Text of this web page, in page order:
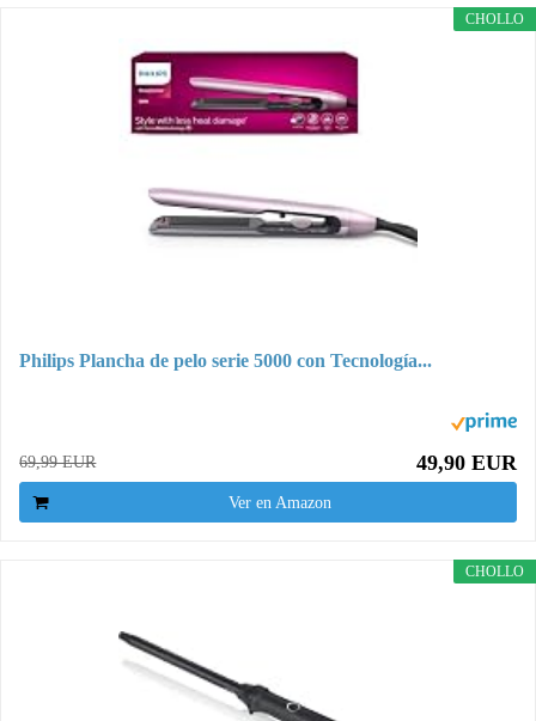
CHOLLO
Philips Plancha de pelo serie 5000 con Tecnología...
69,99 EUR 49,90 EUR
Ver en Amazon
CHOLLO